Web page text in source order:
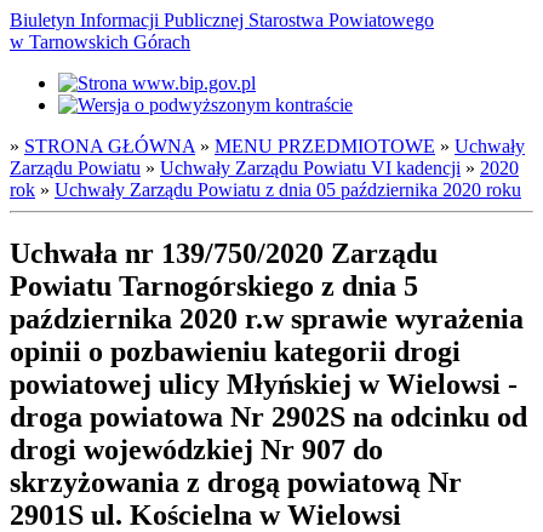
Biuletyn Informacji Publicznej Starostwa Powiatowego
w Tarnowskich Górach
» STRONA GŁÓWNA » MENU PRZEDMIOTOWE » Uchwały
Zarządu Powiatu » Uchwały Zarządu Powiatu VI kadencji » 2020
rok » Uchwały Zarządu Powiatu z dnia 05 października 2020 roku
Uchwała nr 139/750/2020 Zarządu
Powiatu Tarnogórskiego z dnia 5
października 2020 r.w sprawie wyrażenia
opinii o pozbawieniu kategorii drogi
powiatowej ulicy Młyńskiej w Wielowsi -
droga powiatowa Nr 2902S na odcinku od
drogi wojewódzkiej Nr 907 do
skrzyżowania z drogą powiatową Nr
2901S ul. Kościelna w Wielowsi